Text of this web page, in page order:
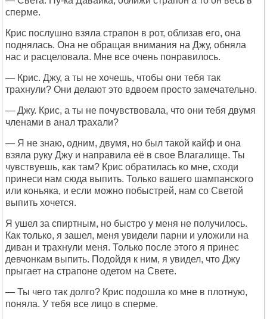
сперме.
Крис послушно взяла страпон в рот, облизав его, она
поднялась. Она не обращая внимания на Джу, обняла
нас и расцеловала. Мне все очень понравилось.
— Крис. Джу, а ты не хочешь, чтобы они тебя так
трахнули? Они делают это вдвоем просто замечательно.
— Джу. Крис, а ты не почувствовала, что они тебя двумя
членами в анал трахали?
— Я не знаю, одним, двумя, но был такой кайф и она
взяла руку Джу и направила её в свое Влагалище. Ты
чувствуешь, как там? Крис обратилась ко мне, сходи
принеси нам сюда выпить. Только вашего шампанского
или коньяка, и если можно побыстрей, нам со Светой
выпить хочется.
Я ушел за спиртным, но быстро у меня не получилось.
Как только, я зашел, меня увидели парни и уложили на
диван и трахнули меня. Только после этого я принес
девчонкам выпить. Подойдя к ним, я увидел, что Джу
прыгает на страпоне одетом на Свете.
— Ты чего так долго? Крис подошла ко мне в плотную,
поняла. У тебя все лицо в сперме.